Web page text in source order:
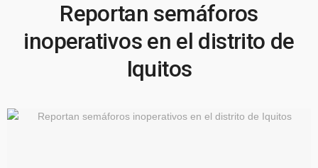
Reportan semáforos
inoperativos en el distrito de
Iquitos